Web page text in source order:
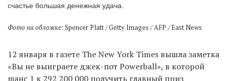
счастье большая денежная удача.
Фото на обложке:Spencer Platt / Getty Images / AFP / East News
12 января в газете The New York Times вышла заметка
«Вы не выиграете джек-пот Powerball», в которой
шанс 1 к 292 200 000 получить главный приз